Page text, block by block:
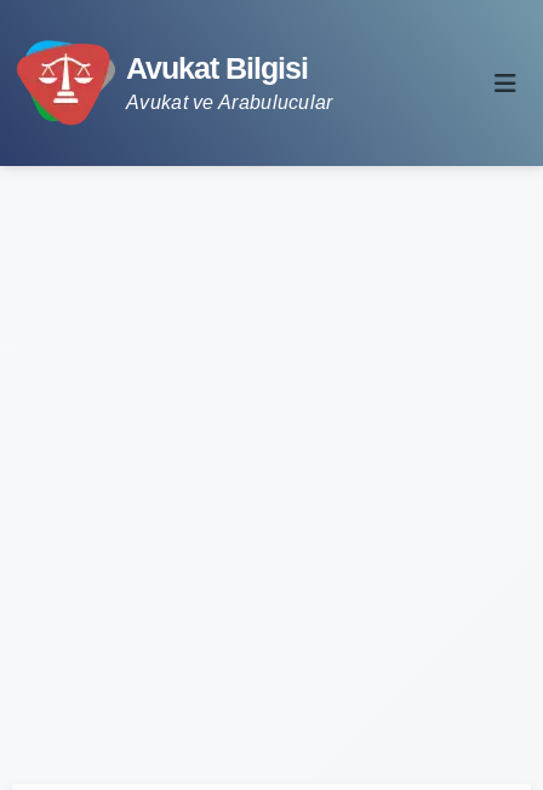
Avukat Bilgisi
Avukat ve Arabulucular